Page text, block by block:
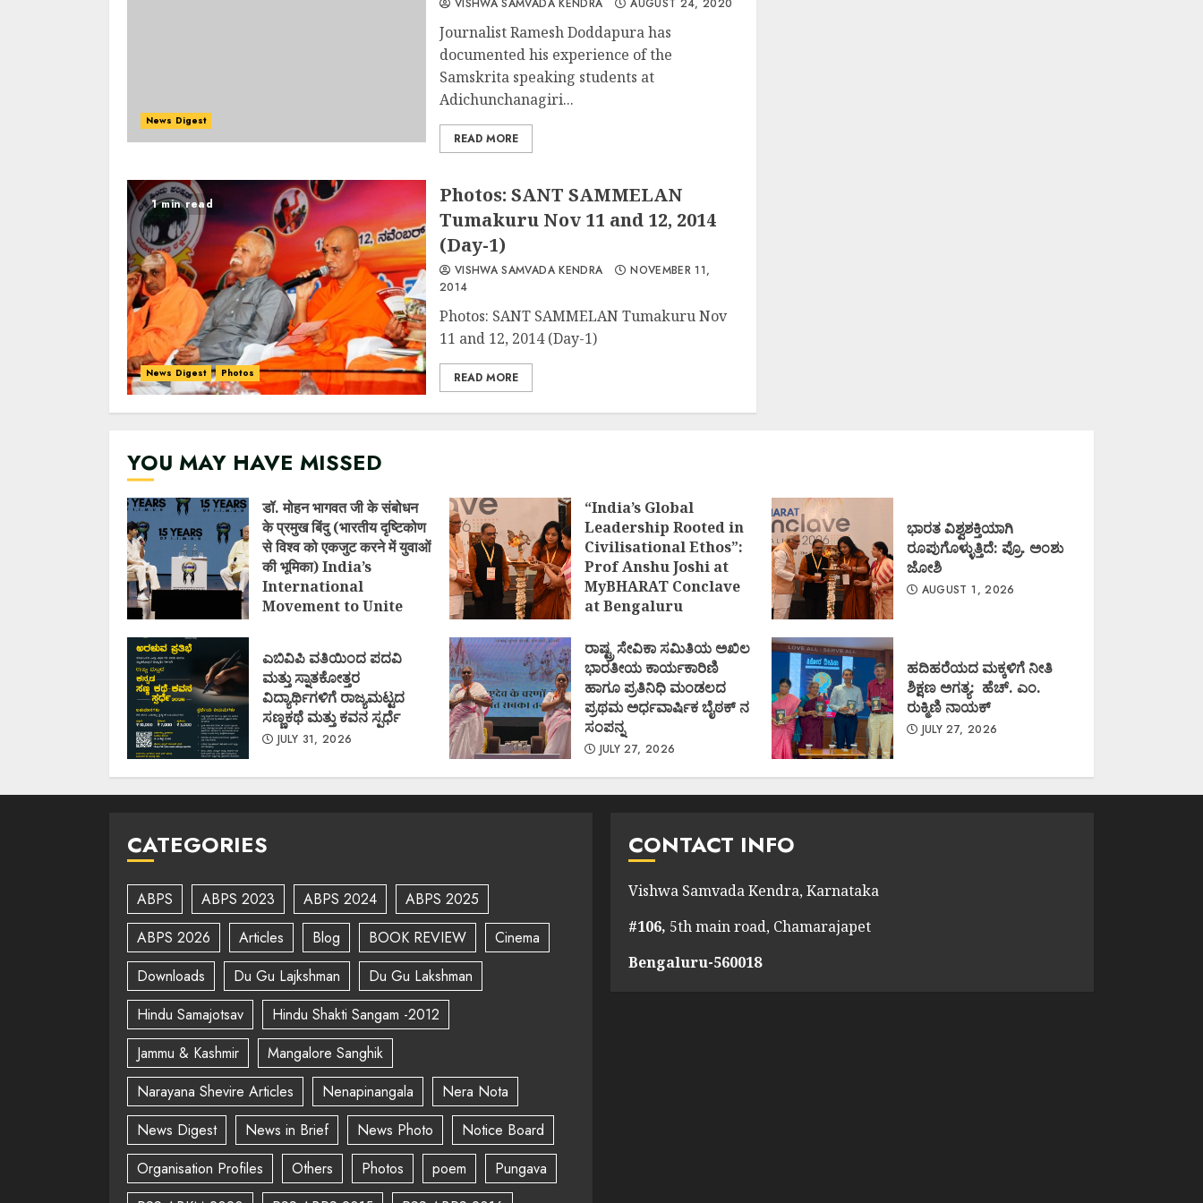
News Digest
VISHWA SAMVADA KENDRA AUGUST 24, 2020
Journalist Ramesh Doddapura has
documented his experience of the
Samskrita speaking students at
Adichunchanagiri...
READ MORE
1 min read
News Digest Photos
Photos: SANT SAMMELAN
Tumakuru Nov 11 and 12, 2014
(Day-1)
VISHWA SAMVADA KENDRA
NOVEMBER 11,
2014
Photos: SANT SAMMELAN Tumakuru Nov
11 and 12, 2014 (Day-1)
READ MORE
YOU MAY HAVE MISSED
डॉ. मोहन भागवत जी के संबोधन
के प्रमुख बिंदु (भारतीय दृष्टिकोण
से विश्व को एकजुट करने में युवाओं
की भूमिका) India’s
International
Movement to Unite
AUGUST 7, 2026
“India’s Global
Leadership Rooted in
Civilisational Ethos”:
Prof Anshu Joshi at
MyBHARAT Conclave
at Bengaluru
ಭಾರತ ವಿಶ್ವಶಕ್ತಿಯಾಗಿ
ರೂಪುಗೊಳ್ಳುತ್ತಿದೆ: ಪ್ರೊ. ಅಂಶು
ಜೋಶಿ
AUGUST 1, 2026
ಎಬಿವಿಪಿ ವತಿಯಿಂದ ಪದವಿ
ಮತ್ತು ಸ್ನಾತಕೋತ್ತರ
ವಿದ್ಯಾರ್ಥಿಗಳಿಗೆ ರಾಜ್ಯಮಟ್ಟದ
ಸಣ್ಣಕಥೆ ಮತ್ತು ಕವನ ಸ್ಪರ್ಧೆ
JULY 31, 2026
ರಾಷ್ಟ್ರ ಸೇವಿಕಾ ಸಮಿತಿಯ ಅಖಿಲ
ಭಾರತೀಯ ಕಾರ್ಯಕಾರಿಣಿ
ಹಾಗೂ ಪ್ರತಿನಿಧಿ ಮಂಡಲದ
ಪ್ರಥಮ ಅರ್ಧವಾರ್ಷಿಕ ಬೈಠಕ್ ನ
ಸಂಪನ್ನ
JULY 27, 2026
ಹದಿಹರೆಯದ ಮಕ್ಕಳಿಗೆ ನೀತಿ
ಶಿಕ್ಷಣ ಅಗತ್ಯ: ಹೆಚ್. ಎಂ.
ರುಕ್ಮಿಣಿ ನಾಯಕ್
JULY 27, 2026
CATEGORIES
ABPS ABPS 2023 ABPS 2024
ABPS 2025
ABPS 2026
Articles Blog BOOK REVIEW
Cinema
Downloads
Du Gu Lajkshman
Du Gu Lakshman
Hindu Samajotsav
Hindu Shakti Sangam -2012
Jammu & Kashmir
Mangalore Sanghik
Narayana Shevire Articles
Nenapinangala
Nera Nota
News Digest
News in Brief News Photo
Notice Board
Organisation Profiles
Others Photos poem
Pungava
CONTACT INFO
Vishwa Samvada Kendra, Karnataka
#106, 5th main road, Chamarajapet
Bengaluru-560018